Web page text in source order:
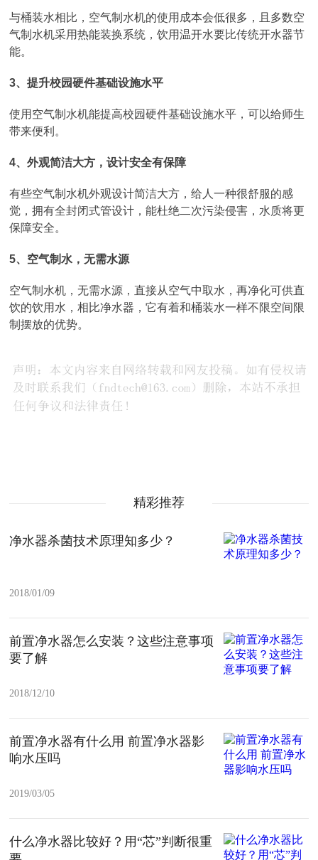
与桶装水相比，空气制水机的使用成本会低很多，且多数空
气制水机采用热能装换系统，饮用温开水要比传统开水器节
能。
3、提升校园硬件基础设施水平
使用空气制水机能提高校园硬件基础设施水平，可以给师生
带来便利。
4、外观简洁大方，设计安全有保障
有些空气制水机外观设计简洁大方，给人一种很舒服的感
觉，拥有全封闭式管设计，能杜绝二次污染侵害，水质将更
保障安全。
5、空气制水，无需水源
空气制水机，无需水源，直接从空气中取水，再净化可供直
饮的饮用水，相比净水器，它有着和桶装水一样不限空间限
制摆放的优势。
精彩推荐
净水器杀菌技术原理知多少？
2018/01/09
前置净水器怎么安装？这些注意事项
要了解
2018/12/10
前置净水器有什么用 前置净水器影
响水压吗
2019/03/05
什么净水器比较好？用“芯”判断很重